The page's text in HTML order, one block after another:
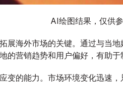
AI绘图结果，仅供
展海外市场的关键。通过与当
的营销趋势和用户偏好，有助于
变的能力。市场环境变化迅速